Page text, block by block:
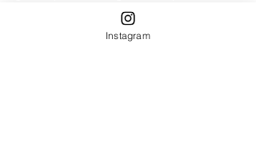
demoradas em cada cidade e não
costumamos subir em todas as
Instagram